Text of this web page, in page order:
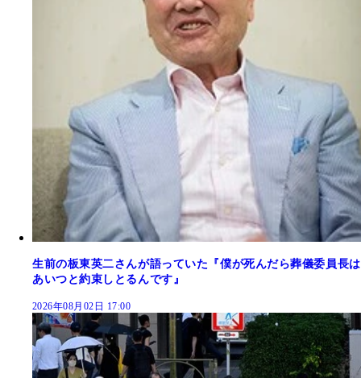
生前の板東英二さんが語っていた『僕が死んだら葬儀委員長は
あいつと約束しとるんです』
2026年08月02日 17:00